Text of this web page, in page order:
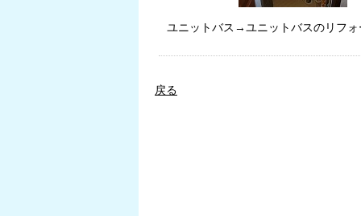
ユニットバス→ユニットバスのリフォ
戻る